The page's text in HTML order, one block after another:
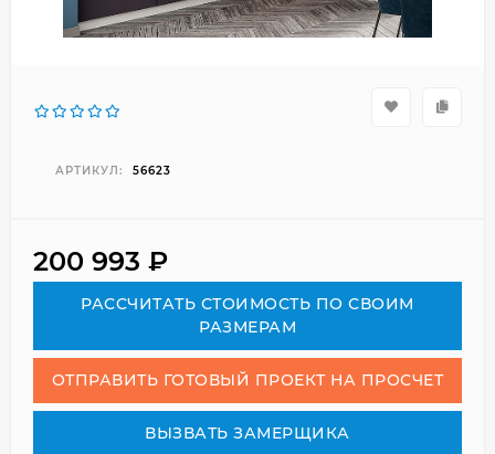
АРТИКУЛ: 56623
200 993 ₽
РАСCЧИТАТЬ СТОИМОСТЬ ПО СВОИМ
РАЗМЕРАМ
ОТПРАВИТЬ ГОТОВЫЙ ПРОЕКТ НА ПРОСЧЕТ
ВЫЗВАТЬ ЗАМЕРЩИКА